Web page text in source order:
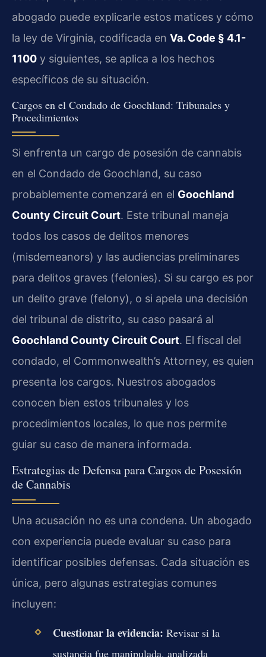
abogado puede explicarle estos matices y cómo
la ley de Virginia, codificada en Va. Code § 4.1-
1100 y siguientes, se aplica a los hechos
específicos de su situación.
Cargos en el Condado de Goochland: Tribunales y
Procedimientos
Si enfrenta un cargo de posesión de cannabis
en el Condado de Goochland, su caso
probablemente comenzará en el Goochland
County Circuit Court. Este tribunal maneja
todos los casos de delitos menores
(misdemeanors) y las audiencias preliminares
para delitos graves (felonies). Si su cargo es por
un delito grave (felony), o si apela una decisión
del tribunal de distrito, su caso pasará al
Goochland County Circuit Court. El fiscal del
condado, el Commonwealth’s Attorney, es quien
presenta los cargos. Nuestros abogados
conocen bien estos tribunales y los
procedimientos locales, lo que nos permite
guiar su caso de manera informada.
Estrategias de Defensa para Cargos de Posesión
de Cannabis
Una acusación no es una condena. Un abogado
con experiencia puede evaluar su caso para
identificar posibles defensas. Cada situación es
única, pero algunas estrategias comunes
incluyen:
Cuestionar la evidencia: Revisar si la
sustancia fue manipulada, analizada